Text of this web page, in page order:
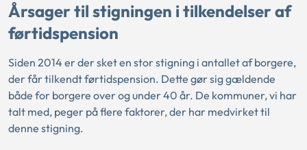
Årsager til stigningen i tilkendelser af
førtidspension
Siden 2014 er der sket en stor stigning i antallet af borgere,
der får tilkendt førtidspension. Dette gør sig gældende
både for borgere over og under 40 år. De kommuner, vi har
talt med, peger på flere faktorer, der har medvirket til
denne stigning.